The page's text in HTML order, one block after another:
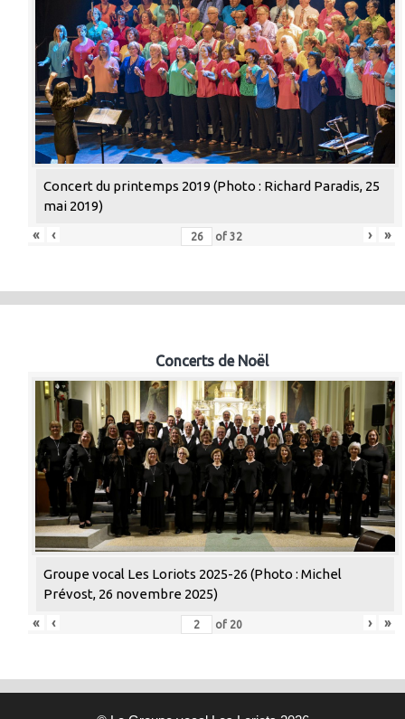
Concert du printemps 2019 (Photo : Richard Paradis, 25
mai 2019)
«
‹ of 32 › »
Concerts de Noël
Groupe vocal Les Loriots 2025-26 (Photo : Michel
Prévost, 26 novembre 2025)
«
‹ of 20 › »